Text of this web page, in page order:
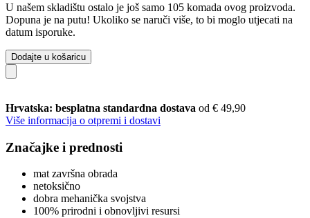
U našem skladištu ostalo je još samo 105 komada ovog proizvoda.
Dopuna je na putu! Ukoliko se naruči više, to bi moglo utjecati na
datum isporuke.
Dodajte u košaricu
Hrvatska: besplatna standardna dostava od € 49,90
Više informacija o otpremi i dostavi
Značajke i prednosti
mat završna obrada
netoksično
dobra mehanička svojstva
100% prirodni i obnovljivi resursi